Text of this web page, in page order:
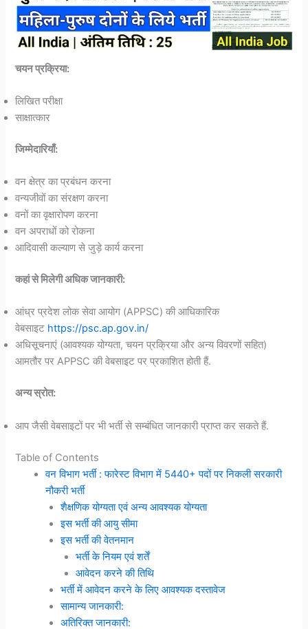
चयन प्रक्रिया:
लिखित परीक्षा
साक्षात्कार
जिम्मेदारियाँ:
वन क्षेत्र का प्रबंधन करना
वन्यजीवों का संरक्षण करना
वनों का वृक्षारोपण करना
वन अपराधों को रोकना
आदिवासी कल्याण से जुड़े कार्य करना
कहां से मिलेगी अधिक जानकारी:
आंध्र प्रदेश लोक सेवा आयोग (APPSC) की आधिकारिक
वेबसाइट https://psc.ap.gov.in/
अधिसूचनाएं (आवश्यक योग्यता, चयन प्रक्रिया और अन्य विवरणों सहित)
आमतौर पर APPSC की वेबसाइट पर प्रकाशित होती हैं.
अन्य स्रोत:
आप जैसी वेबसाइटों पर भी भर्ती से सम्बंधित जानकारी प्राप्त कर सकते हैं.
Table of Contents
वन विभाग भर्ती : फारेस्ट विभाग में 5440+ पदों पर निकली सरकारी
नौकरी भर्ती
शैक्षणिक योग्यता एवं अन्य आवश्यक योग्यता
इस भर्ती की आयु सीमा
इस भर्ती की वेतनमान
भर्ती के नियम एवं शर्तें
आवेदन करने की तिथि
भर्ती में आवेदन करने के लिए आवश्यक दस्तावेज
सामान्य जानकारी:
अतिरिक्त जानकारी: